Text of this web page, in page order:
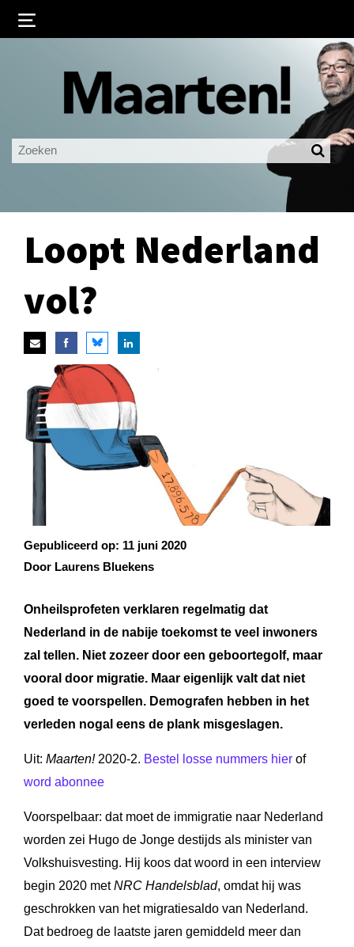
Ingelogd blijven
LOGIN
Loopt Nederland
vol?
Gepubliceerd op: 11 juni 2020
Door Laurens Bluekens
Onheilsprofeten verklaren regelmatig dat
Nederland in de nabije toekomst te veel inwoners
zal tellen. Niet zozeer door een geboortegolf, maar
vooral door migratie. Maar eigenlijk valt dat niet
goed te voorspellen. Demografen hebben in het
verleden nogal eens de plank misgeslagen.
Uit: Maarten!2020-2. Bestel losse nummers hier of
word abonnee
Voorspelbaar: dat moet de immigratie naar Nederland
worden zei Hugo de Jonge destijds als minister van
Volkshuisvesting. Hij koos dat woord in een interview
begin 2020 metNRC Handelsblad, omdat hij was
geschrokken van het migratiesaldo van Nederland.
Dat bedroeg de laatste jaren gemiddeld meer dan